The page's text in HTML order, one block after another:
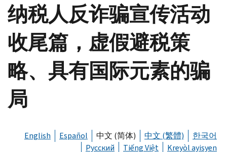
纳税人反诈骗宣传活动
收尾篇，虚假避税策
略、具有国际元素的骗
局
English Español 中文 (简体) 中文 (繁體)
한국어
Русский
Tiếng Việt Kreyòl ayisyen